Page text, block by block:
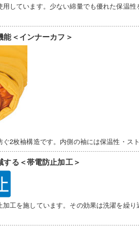
しています。少ない綿量でも優れた保温
＜インナーカフ＞
2枚袖構造です。内側の袖には保温性・ス
る＜帯電防止加工＞
工を施しています。その効果は洗濯を繰